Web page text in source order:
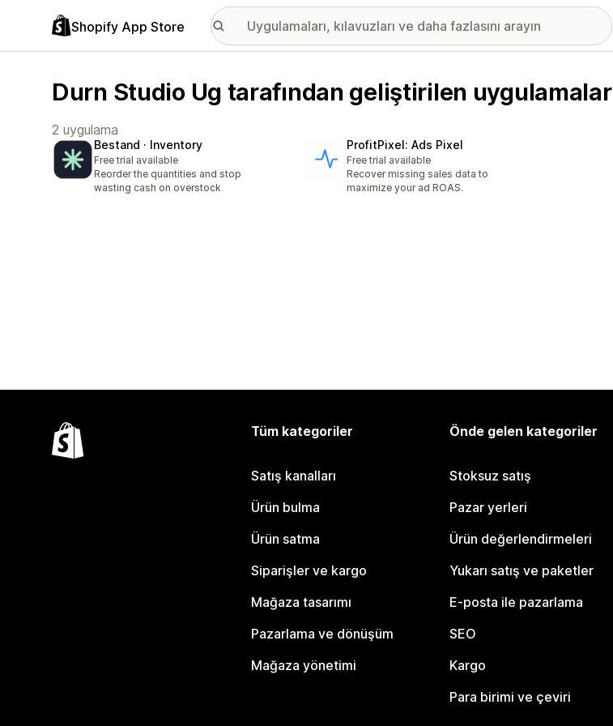
Shopify App Store
Durn Studio Ug tarafından geliştirilen uygulamalar
2 uygulama
Bestand · Inventory
Free trial available
Reorder the quantities and stop
wasting cash on overstock
ProfitPixel: Ads Pixel
Free trial available
Recover missing sales data to
maximize your ad ROAS.
Tüm kategoriler
Satış kanalları
Ürün bulma
Ürün satma
Siparişler ve kargo
Mağaza tasarımı
Pazarlama ve dönüşüm
Mağaza yönetimi
Önde gelen kategoriler
Stoksuz satış
Pazar yerleri
Ürün değerlendirmeleri
Yukarı satış ve paketler
E-posta ile pazarlama
SEO
Kargo
Para birimi ve çeviri